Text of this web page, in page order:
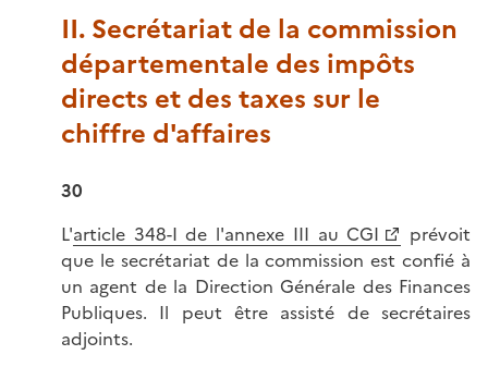
II. Secrétariat de la commission
départementale des impôts
directs et des taxes sur le
chiffre d'affaires
30
L'article 348-I de l'annexe III au CGI
prévoit
que le secrétariat de la commission est confié à
un agent de la Direction Générale des Finances
Publiques. Il peut être assisté de secrétaires
adjoints.